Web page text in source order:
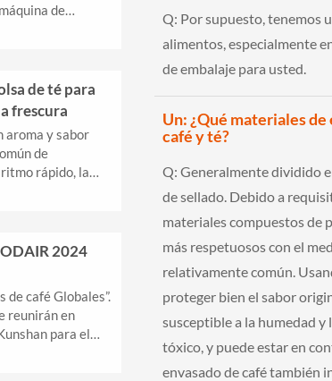
de
el envasado
de té para
frescura
aroma y sabor
de
rápido, la
mantener...
2024
de café Globales”.
reunirán en
para el
organizada...
Q: Por supuesto, tenemos
alimentos, especialmente
de embalaje para usted.
Un: ¿Qué materiales
café y té?
Q: Generalmente dividido
de sellado. Debido a
materiales compuestos de
más respetuosos con el
relativamente común.
proteger bien el sabor
susceptible a la humedad
tóxico, y puede estar en
envasado de café también